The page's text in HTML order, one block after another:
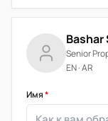
Bashar
Senior
EN · AR
Имя*